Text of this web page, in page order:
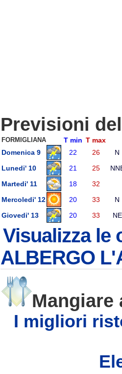
Previsioni
FORMIGLIANA T min T max
Domenica 9
22 26
N
Lunedi' 10
21 25
Martedi' 11
18
32
Mercoledi' 12
20 33
N
Giovedi' 13
20 33 NE
Visualizza le
ALBERGO
Mangiare
I migliori